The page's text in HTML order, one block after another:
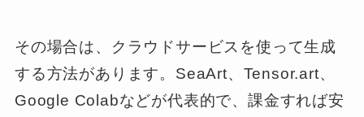
その場合は、クラウドサービスを使って生成
する方法があります。SeaArt、Tensor.art、
Google Colabなどが代表的で、課金すれば安